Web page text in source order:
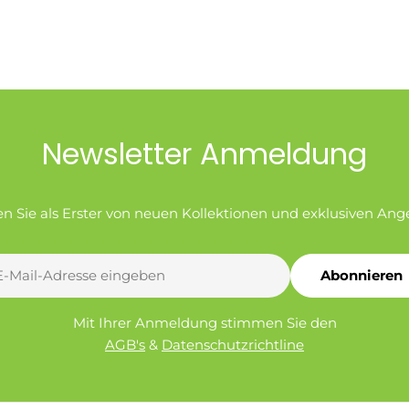
Newsletter Anmeldung
Sie als Erster von neuen Kollektionen und exklusiven
Abonnieren
Mit Ihrer Anmeldung stimmen Sie den
AGB's & Datenschutzrichtline